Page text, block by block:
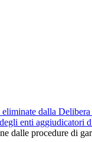
dalla
enti aggiudicatori
dalle procedure di